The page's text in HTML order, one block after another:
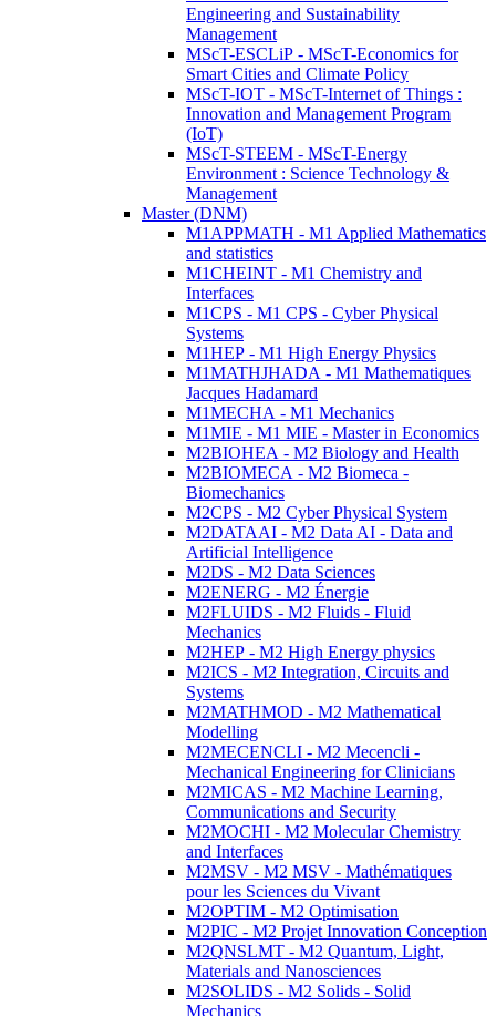
Engineering and Sustainability
Management
MScT-ESCLiP - MScT-Economics for
Smart Cities and Climate Policy
MScT-IOT - MScT-Internet of Things :
Innovation and Management Program
(IoT)
MScT-STEEM - MScT-Energy
Environment : Science Technology &
Management
Master (DNM)
M1APPMATH - M1 Applied Mathematics
and statistics
M1CHEINT - M1 Chemistry and
Interfaces
M1CPS - M1 CPS - Cyber Physical
Systems
M1HEP - M1 High Energy Physics
M1MATHJHADA - M1 Mathematiques
Jacques Hadamard
M1MECHA - M1 Mechanics
M1MIE - M1 MIE - Master in Economics
M2BIOHEA - M2 Biology and Health
M2BIOMECA - M2 Biomeca -
Biomechanics
M2CPS - M2 Cyber Physical System
M2DATAAI - M2 Data AI - Data and
Artificial Intelligence
M2DS - M2 Data Sciences
M2ENERG - M2 Énergie
M2FLUIDS - M2 Fluids - Fluid
Mechanics
M2HEP - M2 High Energy physics
M2ICS - M2 Integration, Circuits and
Systems
M2MATHMOD - M2 Mathematical
Modelling
M2MECENCLI - M2 Mecencli -
Mechanical Engineering for Clinicians
M2MICAS - M2 Machine Learning,
Communications and Security
M2MOCHI - M2 Molecular Chemistry
and Interfaces
M2MSV - M2 MSV - Mathématiques
pour les Sciences du Vivant
M2OPTIM - M2 Optimisation
M2PIC - M2 Projet Innovation Conception
M2QNSLMT - M2 Quantum, Light,
Materials and Nanosciences
M2SOLIDS - M2 Solids - Solid
Mechanics